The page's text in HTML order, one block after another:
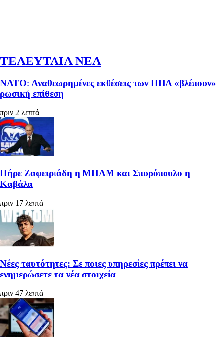
ΤΕΛΕΥΤΑΙΑ ΝΕΑ
ΝΑΤΟ: Αναθεωρημένες εκθέσεις των ΗΠΑ «βλέπουν»
ρωσική επίθεση
πριν 2 λεπτά
Πήρε Ζαφειριάδη η ΜΠΑΜ και Σπυρόπουλο η
Καβάλα
πριν 17 λεπτά
Νέες ταυτότητες: Σε ποιες υπηρεσίες πρέπει να
ενημερώσετε τα νέα στοιχεία
πριν 47 λεπτά